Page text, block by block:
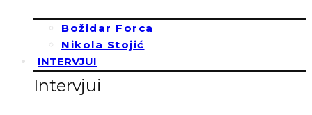
Božidar Forca
Nikola Stojić
INTERVJUI
Intervjui